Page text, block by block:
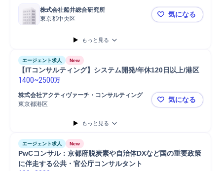
株式会社船井総合研究所
東京都中央区
【東京】医
気になる
もっと見る
エージェント求人 New
【ITコンサルティング】システム開発/年休120日以上/港区
1400~2500万
株式会社アクティヴァーチ・コンサルティング
東京都港区
【ITコンサ
気になる
もっと見る
エージェント求人 New
PwCコンサル：京都府脱炭素や自治体DXなど国の重要政策
に伴走する公共・官公庁コンサルタント